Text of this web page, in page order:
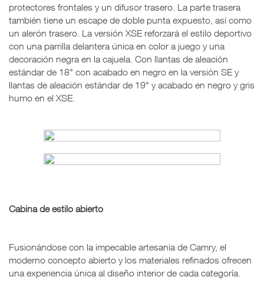
protectores frontales y un difusor trasero. La parte trasera
también tiene un escape de doble punta expuesto, así como
un alerón trasero. La versión XSE reforzará el estilo deportivo
con una parrilla delantera única en color a juego y una
decoración negra en la cajuela. Con llantas de aleación
estándar de 18" con acabado en negro en la versión SE y
llantas de aleación estándar de 19" y acabado en negro y gris
humo en el XSE.
Cabina de estilo abierto
Fusionándose con la impecable artesanía de Camry, el
moderno concepto abierto y los materiales refinados ofrecen
una experiencia única al diseño interior de cada categoría.